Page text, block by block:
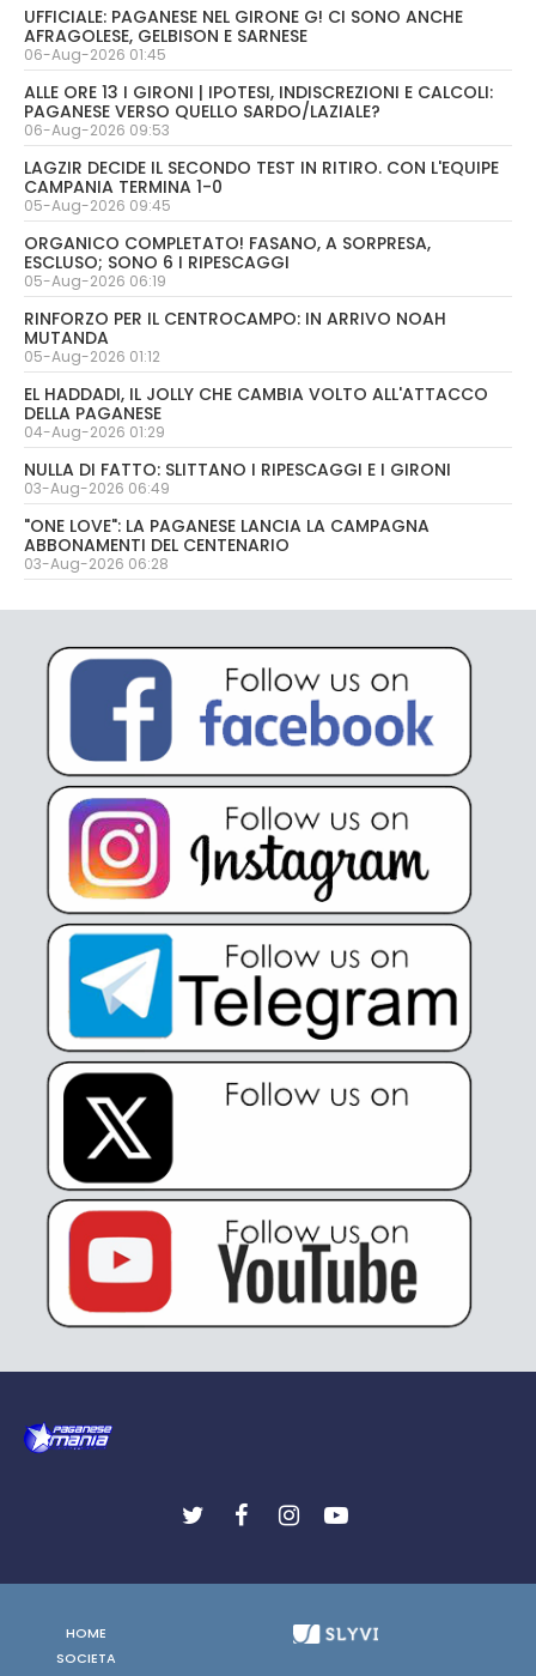
UFFICIALE: PAGANESE NEL GIRONE G! CI SONO ANCHE
AFRAGOLESE, GELBISON E SARNESE
06-Aug-2026 01:45
ALLE ORE 13 I GIRONI | IPOTESI, INDISCREZIONI E CALCOLI:
PAGANESE VERSO QUELLO SARDO/LAZIALE?
06-Aug-2026 09:53
LAGZIR DECIDE IL SECONDO TEST IN RITIRO. CON L'EQUIPE
CAMPANIA TERMINA 1-0
05-Aug-2026 09:45
ORGANICO COMPLETATO! FASANO, A SORPRESA,
ESCLUSO; SONO 6 I RIPESCAGGI
05-Aug-2026 06:19
RINFORZO PER IL CENTROCAMPO: IN ARRIVO NOAH
MUTANDA
05-Aug-2026 01:12
EL HADDADI, IL JOLLY CHE CAMBIA VOLTO ALL'ATTACCO
DELLA PAGANESE
04-Aug-2026 01:29
NULLA DI FATTO: SLITTANO I RIPESCAGGI E I GIRONI
03-Aug-2026 06:49
"ONE LOVE": LA PAGANESE LANCIA LA CAMPAGNA
ABBONAMENTI DEL CENTENARIO
03-Aug-2026 06:28
HOME
SOCIETA